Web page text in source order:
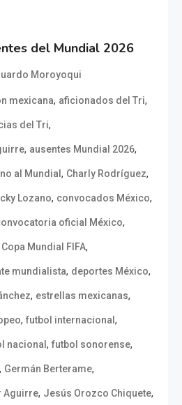
del Mundial 2026
Moroyoqui
mexicana, aficionados del Tri,
del Tri,
, ausentes Mundial 2026,
al Mundial , Charly Rodríguez,
Lozano, convocados México,
oficial México,
Copa Mundial FIFA,
mundialista, deportes México,
, estrellas mexicanas,
, futbol internacional ,
nacional , futbol sonorense,
, Germán Berterame,
Aguirre, Jesús Orozco Chiquete,